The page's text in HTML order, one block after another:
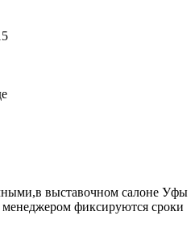
,в выставочном салоне Уфы
менеджером фиксируются сроки